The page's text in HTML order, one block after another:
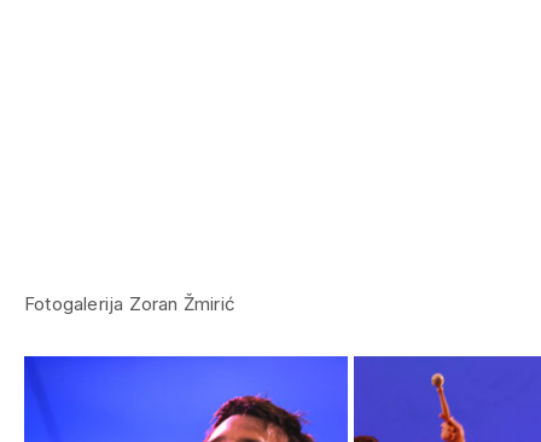
Fotogalerija Zoran Žmirić